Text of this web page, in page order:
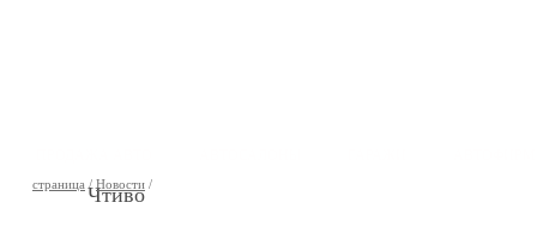
страница / Новости /
Чтиво